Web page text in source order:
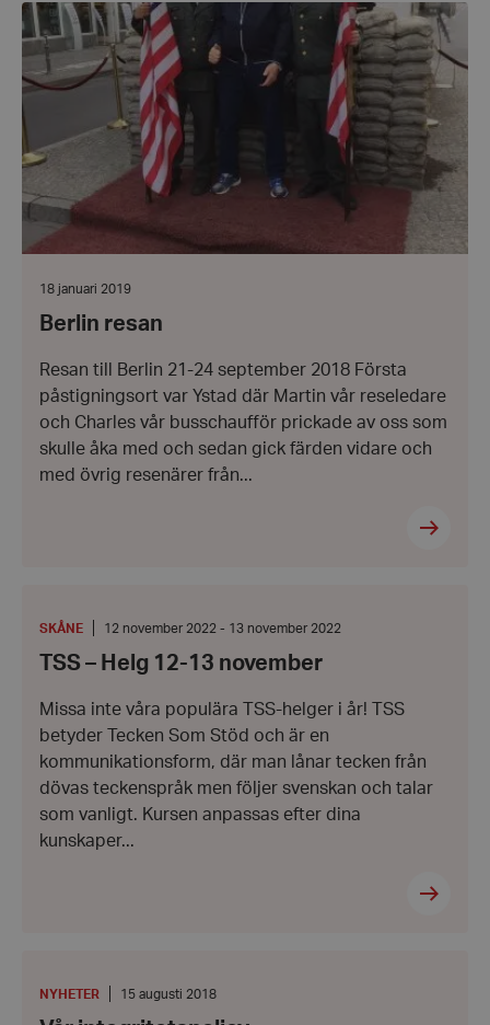
Berlin
resan
Datum:
januari
18 januari 2019
Berlin resan
Resan till Berlin 21-24 september 2018 Första
påstigningsort var Ystad där Martin vår reseledare
och Charles vår busschaufför prickade av oss som
skulle åka med och sedan gick färden vidare och
med övrig resenärer från...
Helg
13
PLATS:
SKÅNE
Från:
november
Till:
13
2022
12 november 2022 - 13 november 2022
TSS – Helg 12-13 november
Missa inte våra populära TSS-helger i år! TSS
betyder Tecken Som Stöd och är en
kommunikationsform, där man lånar tecken från
dövas teckenspråk men följer svenskan och talar
som vanligt. Kursen anpassas efter dina
kunskaper...
KATEGORI
NYHETER
Datum:
15 augusti 2018